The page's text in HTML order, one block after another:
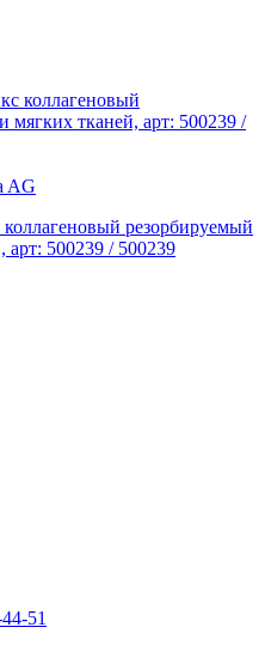
AG
резорбируемый
арт: 500239 / 500239
51